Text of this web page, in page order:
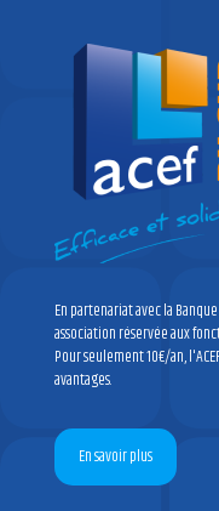
8h00/17h00
En partenariat avec la
association réservée aux
Pour seulement 10€/an,
avantages.
En savoir plus